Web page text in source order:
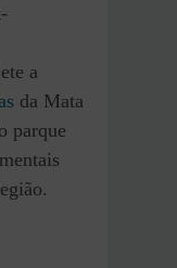
a
da Mata
parque